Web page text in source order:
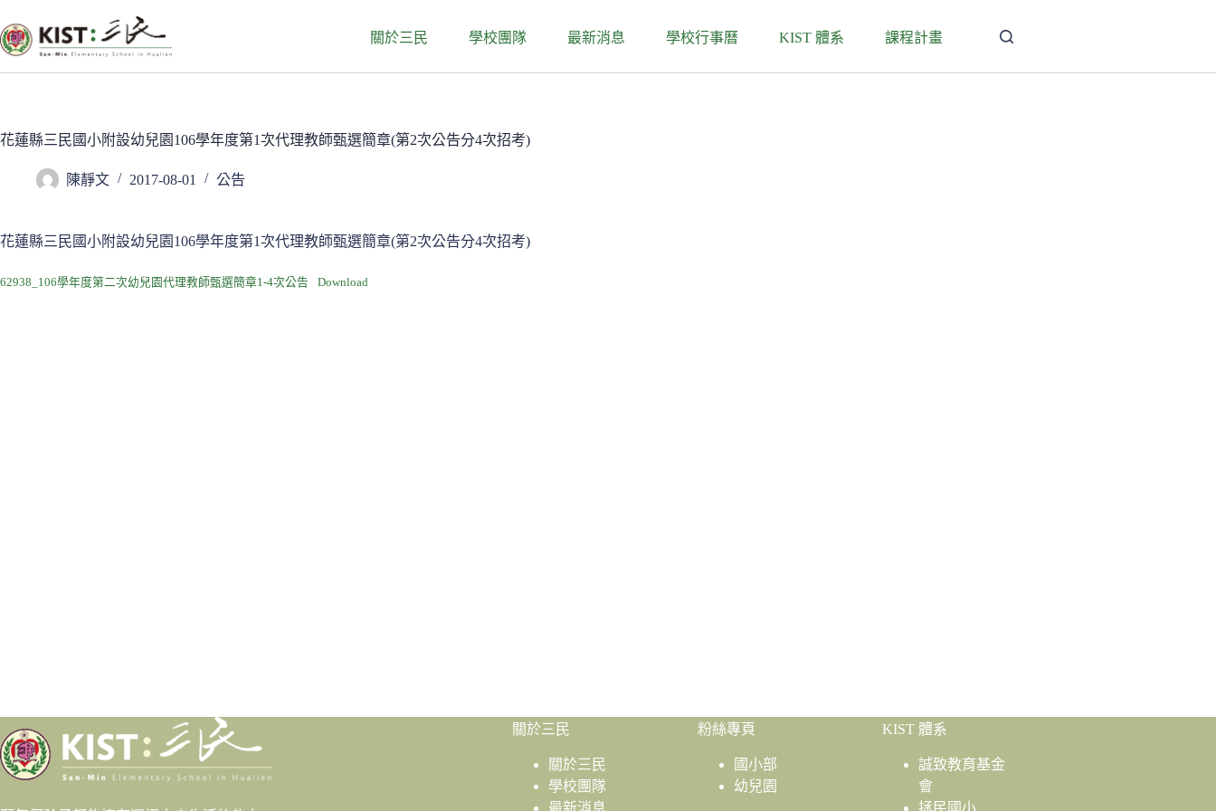
至
主
要
關於三民 學校團隊 最新消息 學校行事曆 KIST 體系 課程計畫
花蓮縣三民國小附設幼兒園106學年度第1次代理教師甄選簡章(第2次公告分4次招考)
陳靜文 2017-08-01 公告
花蓮縣三民國小附設幼兒園106學年度第1次代理教師甄選簡章(第2次公告分4次招考)
62938_106學年度第二次幼兒園代理教師甄選簡章1-4次公告 Download
關於三民
關於三民
學校團隊
最新消息
粉絲專頁
國小部
幼兒園
KIST 體系
誠致教育基金
會
拯民國小